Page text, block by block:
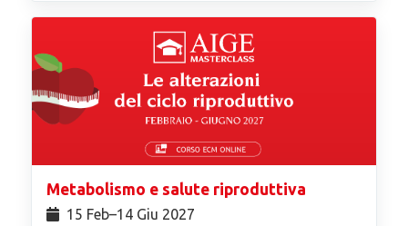
Metabolismo e salute riproduttiva
15 Feb⁠–14 Giu 2027